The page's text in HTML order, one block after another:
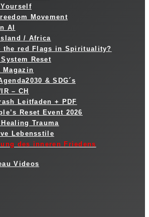
Movement
AI
/ Africa
the red Flags in Spirituality?
Reset
Magazin
& SDG´s
– CH
Leitfaden + PDF
Reset Event 2026
Trauma
Lebensstile
des inneren Friedens
Videos